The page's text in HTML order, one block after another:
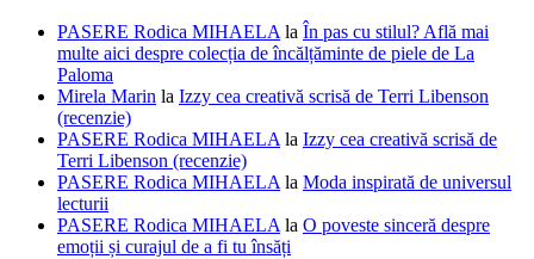
PASERE Rodica MIHAELA la În pas cu stilul? Află mai
multe aici despre colecția de încălțăminte de piele de La
Paloma
Mirela Marin la Izzy cea creativă scrisă de Terri Libenson
(recenzie)
PASERE Rodica MIHAELA la Izzy cea creativă scrisă de
Terri Libenson (recenzie)
PASERE Rodica MIHAELA la Moda inspirată de universul
lecturii
PASERE Rodica MIHAELA la O poveste sinceră despre
emoții și curajul de a fi tu însăți